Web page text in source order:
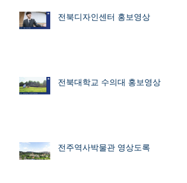
전북디자인센터 홍보영상
전북대학교 수의대 홍보영상
전주역사박물관 영상도록